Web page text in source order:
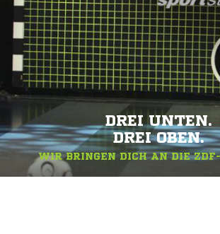
DREI UNTEN.
DREI OBEN.
WIR BRINGEN DICH AN DIE